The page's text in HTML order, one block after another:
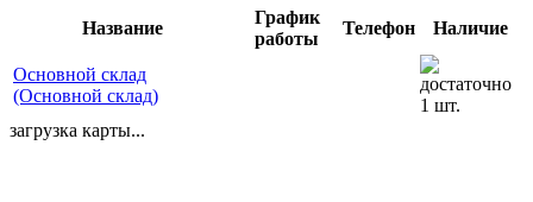
Название
График
работы
Телефон Наличие
Основной склад
(Основной склад)
1 шт.
загрузка карты...